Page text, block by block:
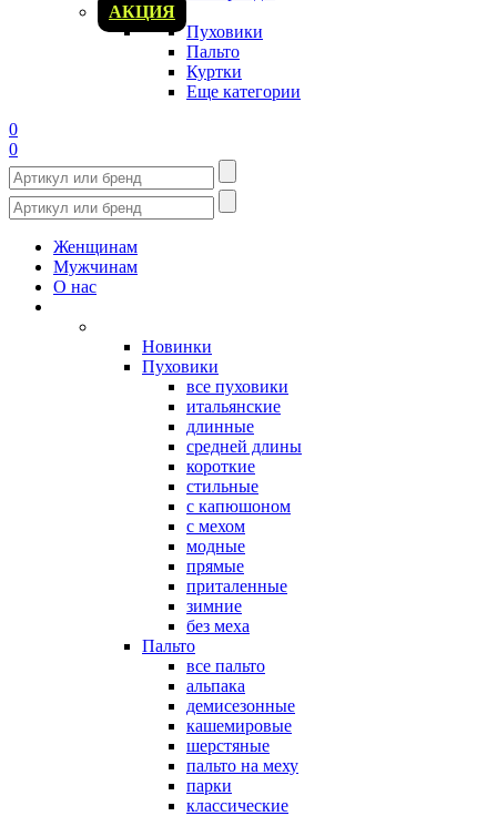
АКЦИЯ
Пуховики
Пальто
Куртки
Еще категории
0
0
Женщинам
Мужчинам
О нас
Новинки
Пуховики
все пуховики
итальянские
длинные
средней длины
короткие
стильные
с капюшоном
с мехом
модные
прямые
приталенные
зимние
без меха
Пальто
все пальто
альпака
демисезонные
кашемировые
шерстяные
пальто на меху
парки
классические